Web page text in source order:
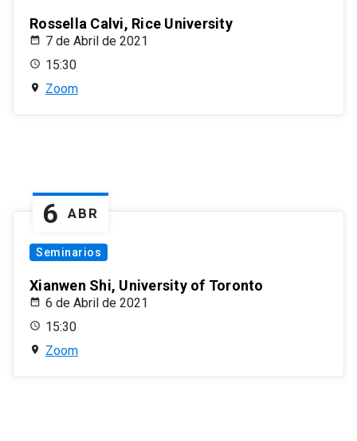
Rossella Calvi, Rice University
7 de Abril de 2021
15:30
Zoom
6 ABR
Seminarios
Xianwen Shi, University of Toronto
6 de Abril de 2021
15:30
Zoom